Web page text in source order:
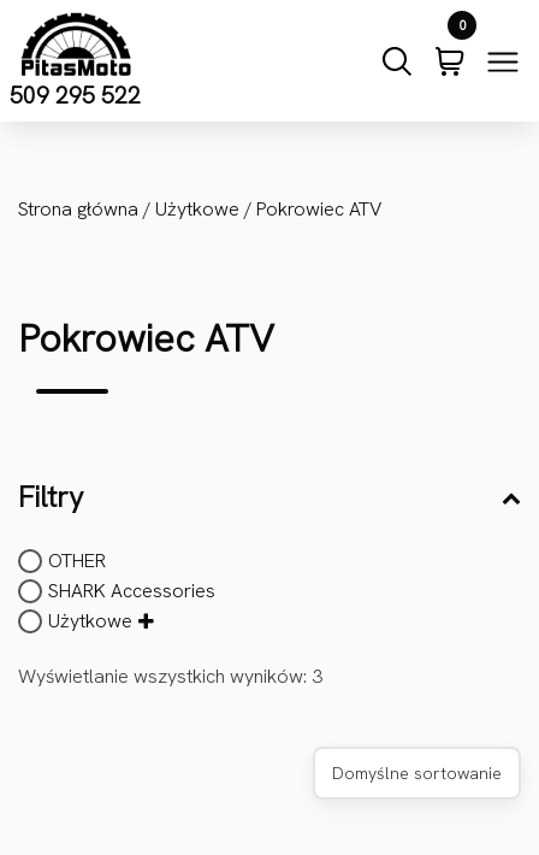
Przejdź do treści
509 295 522
0
Strona główna /Użytkowe / Pokrowiec ATV
Pokrowiec ATV
Filtry
OTHER
SHARK Accessories
Użytkowe
Wyświetlanie wszystkich wyników: 3
Domyślne sortowanie